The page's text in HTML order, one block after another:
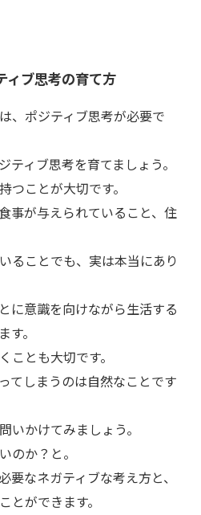
ィブ思考の育て方
、ポジティブ思考が必要で
ティブ思考を育てましょう。
つことが大切です。
事が与えられていること、住
ることでも、実は本当にあり
に意識を向けながら生活する
。
ことも大切です。
てしまうのは自然なことです
いかけてみましょう。
のか？と。
要なネガティブな考え方と、
とができます。